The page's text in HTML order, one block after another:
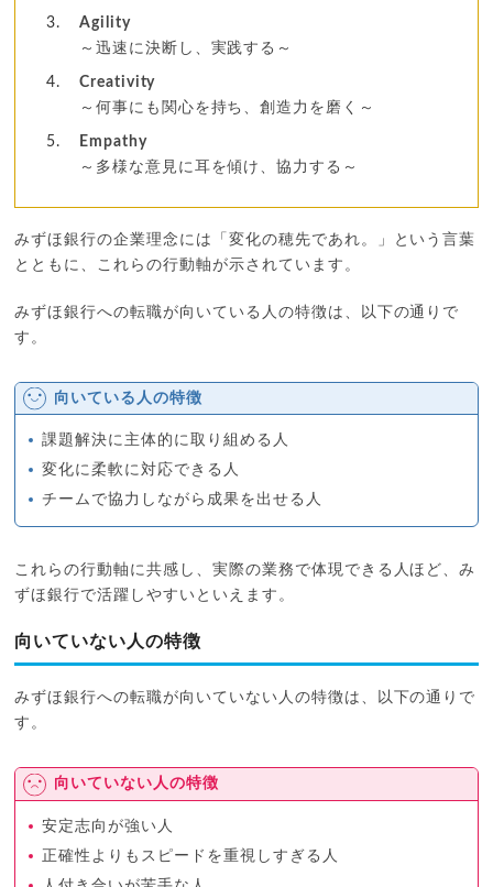
Agility
～迅速に決断し、実践する～
Creativity
～何事にも関心を持ち、創造力を磨く～
Empathy
～多様な意見に耳を傾け、協力する～
みずほ銀行の企業理念には「変化の穂先であれ。」という言葉
とともに、これらの行動軸が示されています。
みずほ銀行への転職が向いている人の特徴は、以下の通りで
す。
向いている人の特徴
課題解決に主体的に取り組める人
変化に柔軟に対応できる人
チームで協力しながら成果を出せる人
これらの行動軸に共感し、実際の業務で体現できる人ほど、み
ずほ銀行で活躍しやすいといえます。
向いていない人の特徴
みずほ銀行への転職が向いていない人の特徴は、以下の通りで
す。
向いていない人の特徴
安定志向が強い人
正確性よりもスピードを重視しすぎる人